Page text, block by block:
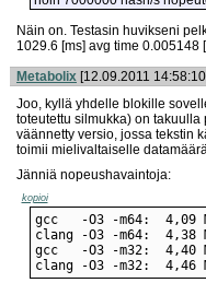
Näin on. Testasin huvikseni
1029.6 [ms] avg time 0.005148
Metabolix [12.09.2011
Joo, kyllä yhdelle blokille
toteutettu silmukka) on
väännetty versio, jossa tekstin
toimii mielivaltaiselle
Jänniä nopeushavaintoja:
kopioi
clang -O3 -m32:  4,46